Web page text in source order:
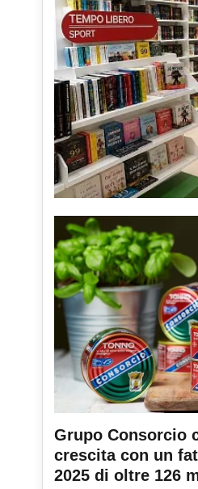
Grupo Consorcio
crescita con un
2025 di oltre 126